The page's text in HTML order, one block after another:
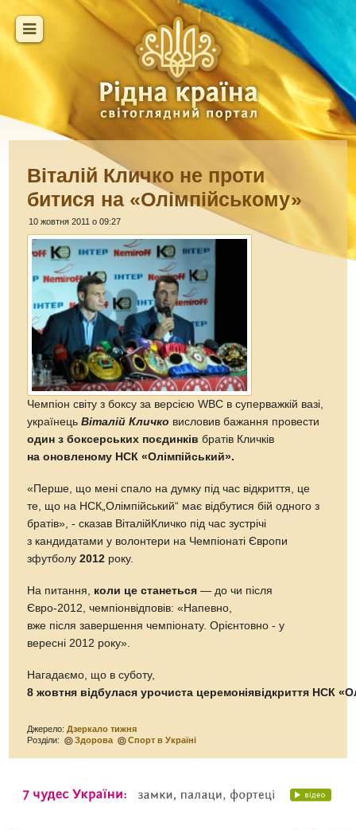
Віталій Кличко не проти
битися на «Олімпійському»
10 жовтня 2011 о 09:27
Чемпіон світу з боксу за версією WBC в суперважкій вазі,
українецьВіталій Кличко висловив бажання провести
один з боксерських поєдинків братів Кличків
на оновленому НСК «Олімпійський».
«Перше, що мені спало на думку під час відкриття, це
те, що на НСК„Олімпійський“ має відбутися бій одного з
братів», - сказав ВіталійКличко під час зустрічі
з кандидатами у волонтери на Чемпіонаті Європи
зфутболу2012 року.
На питання, коли це станеться— до чи після
Євро-2012, чемпіонвідповів: «Напевно,
вже після завершення чемпіонату. Орієнтовно - у
вересні 2012 року».
Нагадаємо, що в суботу,
8 жовтня відбулася урочиста церемоніявідкриття НСК
Джерело:Дзеркало тижня
Розділи:
Здорова Спорт в Україні